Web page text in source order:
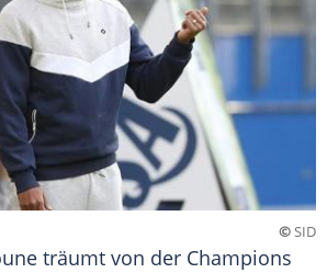
©SID
träumt von der Champions